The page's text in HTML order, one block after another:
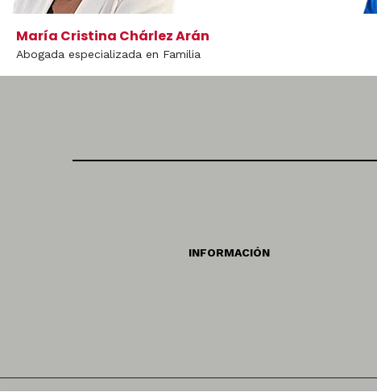
María Cristina Chárlez Arán
Abogada especializada en Familia
INFORMACIÓN